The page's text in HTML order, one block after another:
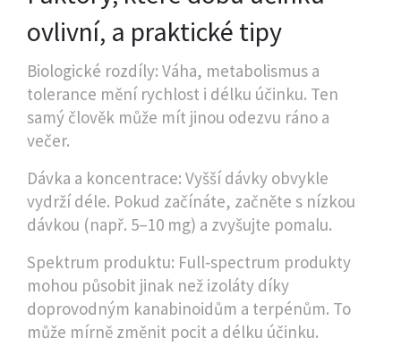
ovlivní, a praktické tipy
Biologické rozdíly: Váha, metabolismus a
tolerance mění rychlost i délku účinku. Ten
samý člověk může mít jinou odezvu ráno a
večer.
Dávka a koncentrace: Vyšší dávky obvykle
vydrží déle. Pokud začínáte, začněte s nízkou
dávkou (např. 5–10 mg) a zvyšujte pomalu.
Spektrum produktu: Full‑spectrum produkty
mohou působit jinak než izoláty díky
doprovodným kanabinoidům a terpénům. To
může mírně změnit pocit a délku účinku.